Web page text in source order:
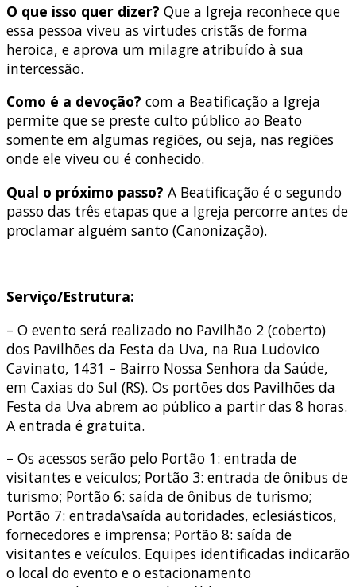
O que isso quer dizer? Que a Igreja reconhece que
essa pessoa viveu as virtudes cristãs de forma
heroica, e aprova um milagre atribuído à sua
intercessão.
Como é a devoção? com a Beatificação a Igreja
permite que se preste culto público ao Beato
somente em algumas regiões, ou seja, nas regiões
onde ele viveu ou é conhecido.
Qual o próximo passo? A Beatificação é o segundo
passo das três etapas que a Igreja percorre antes de
proclamar alguém santo (Canonização).
Serviço/Estrutura:
– O evento será realizado no Pavilhão 2 (coberto)
dos Pavilhões da Festa da Uva, na Rua Ludovico
Cavinato, 1431 – Bairro Nossa Senhora da Saúde,
em Caxias do Sul (RS). Os portões dos Pavilhões da
Festa da Uva abrem ao público a partir das 8 horas.
A entrada é gratuita.
– Os acessos serão pelo Portão 1: entrada de
visitantes e veículos; Portão 3: entrada de ônibus de
turismo; Portão 6: saída de ônibus de turismo;
Portão 7: entrada\saída autoridades, eclesiásticos,
fornecedores e imprensa; Portão 8: saída de
visitantes e veículos. Equipes identificadas indicarão
o local do evento e o estacionamento